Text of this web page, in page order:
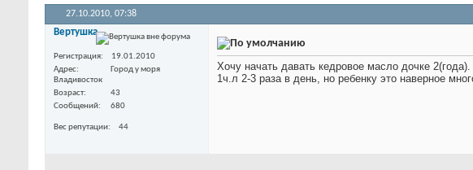
27.10.2010, 07:38
Вертушка
Регистрация
19.01.2010
Адрес
Город у моря
Владивосток
Возраст
43
Сообщений
680
Вес репутации 44
Хочу начать давать кедровое масло дочке
1ч.л 2-3 раза в день, но ребенку это наверное